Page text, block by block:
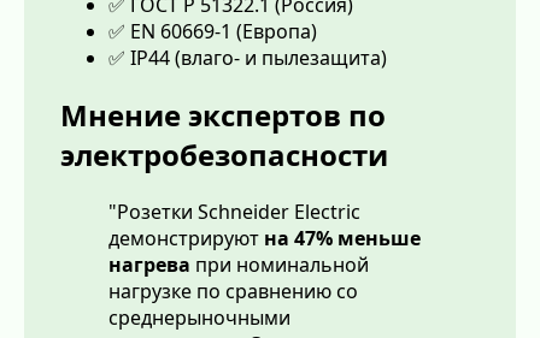
✅ EN 60669-1 (Европа)
✅ IP44 (влаго- и пылезащита)
Мнение экспертов по
электробезопасности
"Розетки Schneider Electric
демонстрируют на 47% меньше
нагрева при номинальной
нагрузке по сравнению со
среднерыночными